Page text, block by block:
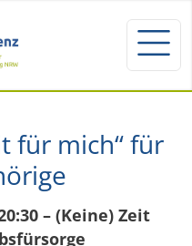
für mich“ für
– (Keine) Zeit